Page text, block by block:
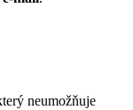
neumožňuje